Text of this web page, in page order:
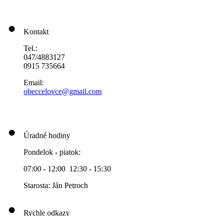
Kontakt
Tel.:
047/4883127
0915 735664
Email:
obeccelovce@gmail.com
Úradné hodiny
Pondelok - piatok:
07:00 - 12:00 12:30 - 15:30
Starosta: Ján Petroch
Rychle odkazy